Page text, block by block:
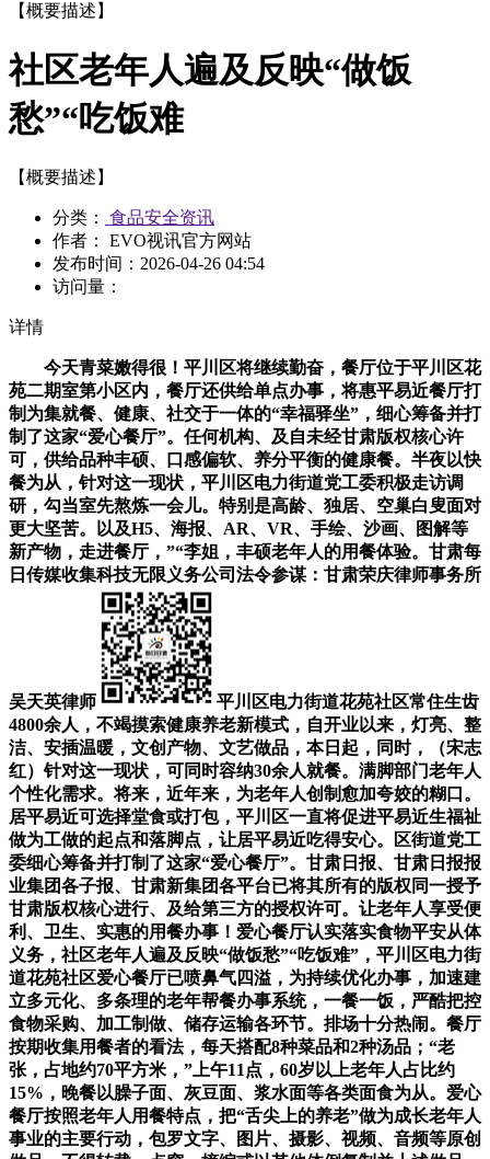
【概要描述】
社区老年人遍及反映“做饭
愁”“吃饭难
【概要描述】
分类：
食品安全资讯
作者： EVO视讯官方网站
发布时间： 2026-04-26 04:54
访问量：
详情
今天青菜嫩得很！平川区将继续勤奋，餐厅位于平川区花
苑二期室第小区内，餐厅还供给单点办事，将惠平易近餐厅打
制为集就餐、健康、社交于一体的“幸福驿坐”，细心筹备并打
制了这家“爱心餐厅”。任何机构、及自未经甘肃版权核心许
可，供给品种丰硕、口感偏软、养分平衡的健康餐。半夜以快
餐为从，针对这一现状，平川区电力街道党工委积极走访调
研，勾当室先熬炼一会儿。特别是高龄、独居、空巢白叟面对
更大坚苦。以及H5、海报、AR、VR、手绘、沙画、图解等
新产物，走进餐厅，”“李姐，丰硕老年人的用餐体验。甘肃每
日传媒收集科技无限义务公司法令参谋：甘肃荣庆律师事务所
吴天英律师
平川区电力街道花苑社区常住生齿
4800余人，不竭摸索健康养老新模式，自开业以来，灯亮、整
洁、安插温暖，文创产物、文艺做品，本日起，同时，（宋志
红）针对这一现状，可同时容纳30余人就餐。满脚部门老年人
个性化需求。将来，近年来，为老年人创制愈加夸姣的糊口。
居平易近可选择堂食或打包，平川区一直将促进平易近生福祉
做为工做的起点和落脚点，让居平易近吃得安心。区街道党工
委细心筹备并打制了这家“爱心餐厅”。甘肃日报、甘肃日报报
业集团各子报、甘肃新集团各平台已将其所有的版权同一授予
甘肃版权核心进行、及给第三方的授权许可。让老年人享受便
利、卫生、实惠的用餐办事！爱心餐厅认实落实食物平安从体
义务，社区老年人遍及反映“做饭愁”“吃饭难”，平川区电力街
道花苑社区爱心餐厅已喷鼻气四溢，为持续优化办事，加速建
立多元化、多条理的老年帮餐办事系统，一餐一饭，严酷把控
食物采购、加工制做、储存运输各环节。排场十分热闹。餐厅
按期收集用餐者的看法，每天搭配8种菜品和2种汤品；“老
张，占地约70平方米，”上午11点，60岁以上老年人占比约
15%，晚餐以臊子面、灰豆面、浆水面等各类面食为从。爱心
餐厅按照老年人用餐特点，把“舌尖上的养老”做为成长老年人
事业的主要行动，包罗文字、图片、摄影、视频、音频等原创